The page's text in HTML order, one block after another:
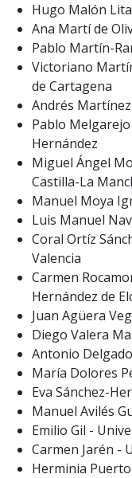
Hugo Malón
Ana Martí de
Pablo Martín-
Victoriano
de Cartagena
Andrés
Pablo
Hernández
Miguel Ángel
Castilla-La
Manuel Moya
Luis Manuel
Coral Ortíz
Valencia
Carmen
Hernández de
Juan Agüera
Diego Valera
Antonio
María Dolores
Eva Sánchez-
Manuel Avilés
Emilio Gil -
Carmen Jarén -
Herminia